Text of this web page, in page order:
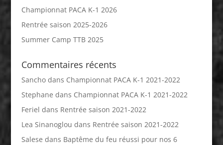
Championnat PACA K-1 2026
Rentrée saison 2025-2026
Summer Camp TTB 2025
Commentaires récents
Sanchodans Championnat PACA K-1 2021-2022
Stephane dans Championnat PACA K-1 2021-2022
Feriel dans Rentrée saison 2021-2022
Lea Sinanoglou dans Rentrée saison 2021-2022
Salese dans Baptême du feu réussi pour nos 6